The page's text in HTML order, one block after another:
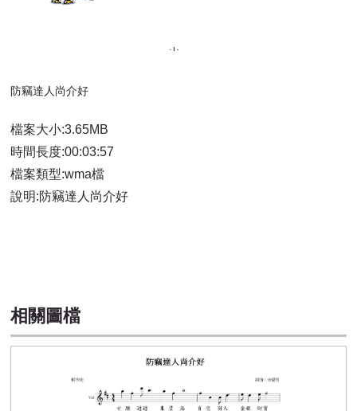
防竊達人尚介好
​檔案大小:3.65MB
時間長度:00:03:57
檔案類型:wma檔
說明:防竊達人尚介好
相關圖檔